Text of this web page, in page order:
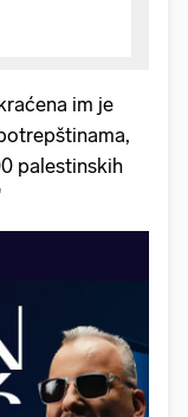
im je
palestinskih